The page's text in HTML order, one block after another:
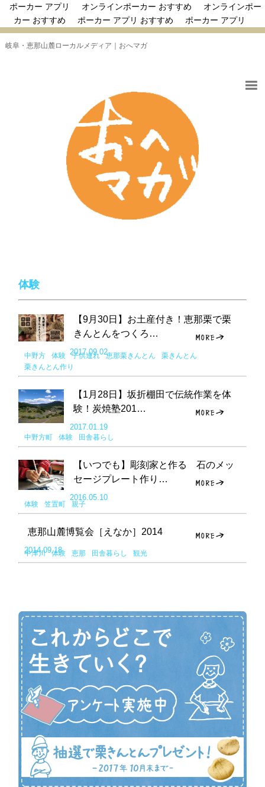
ポーカー アプリ オンラインポーカー おすすめ
オンラインポー
カー おすすめ
ポーカー アプリ おすすめ ポーカー アプリ
岐阜・恵那山麓ローカルメディア｜おへマガ
体験
【9月30日】お土産付き！恵那栗で栗
きんとんをつくろ…
2017.09.02
中野方 体験 子供連れ 恵那栗きんとん
栗きんとん
栗きんとん作り
【1月28日】坂折棚田で伝統作業を体
験！炭焼塾201…
2017.01.19
中野方町 体験 田舎暮らし
【いつでも】彫刻家と作る 石のメッ
セージプレート作り…
2016.05.10
体験 笠置町 親子
恵那山麓博覧会［えなか］2014
2014.09.18
中津川 体験 恵那 田舎暮らし 観光